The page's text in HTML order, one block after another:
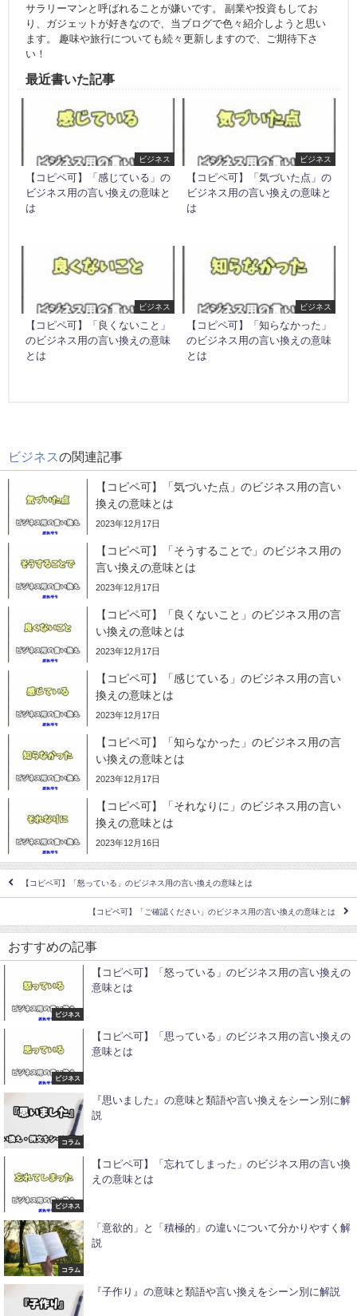
サラリーマンと呼ばれることが嫌いです。 副業や投資もしてお
り、ガジェットが好きなので、当ブログで色々紹介しようと思い
ます。 趣味や旅行についても続々更新しますので、ご期待下さ
い！
最近書いた記事
ビジネス
【コピペ可】「感じている」の
ビジネス用の言い換えの意味と
は
ビジネス
【コピペ可】「気づいた点」の
ビジネス用の言い換えの意味と
は
ビジネス
【コピペ可】「良くないこと」
のビジネス用の言い換えの意味
とは
ビジネス
【コピペ可】「知らなかった」
のビジネス用の言い換えの意味
とは
ビジネスの関連記事
【コピペ可】「気づいた点」のビジネス用の言い
換えの意味とは
2023年12月17日
【コピペ可】「そうすることで」のビジネス用の
言い換えの意味とは
2023年12月17日
【コピペ可】「良くないこと」のビジネス用の言
い換えの意味とは
2023年12月17日
【コピペ可】「感じている」のビジネス用の言い
換えの意味とは
2023年12月17日
【コピペ可】「知らなかった」のビジネス用の言
い換えの意味とは
2023年12月17日
【コピペ可】「それなりに」のビジネス用の言い
換えの意味とは
2023年12月16日
【コピペ可】「怒っている」のビジネス用の言い換えの意味とは
【コピペ可】「ご確認ください」のビジネス用の言い換えの意味とは
おすすめの記事
ビジネス
【コピペ可】「怒っている」のビジネス用の言い換えの
意味とは
ビジネス
【コピペ可】「思っている」のビジネス用の言い換えの
意味とは
コラム
『思いました』の意味と類語や言い換えをシーン別に解
説
ビジネス
【コピペ可】「忘れてしまった」のビジネス用の言い換
えの意味とは
コラム
「意欲的」と「積極的」の違いについて分かりやすく解
説
『子作り』の意味と類語や言い換えをシーン別に解説